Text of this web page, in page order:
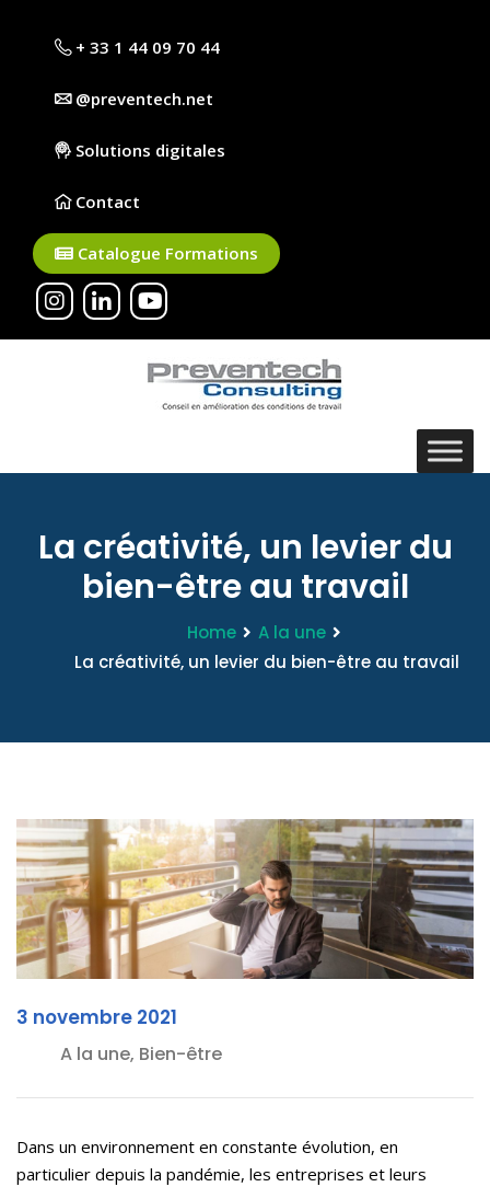
+ 33 1 44 09 70 44
@preventech.net
Solutions digitales
Contact
Catalogue Formations
La créativité, un levier du
bien-être au travail
Home
A la une
La créativité, un levier du bien-être au travail
3 novembre 2021
A la une, Bien-être
Dans un environnement en constante évolution, en
particulier depuis la pandémie, les entreprises et leurs